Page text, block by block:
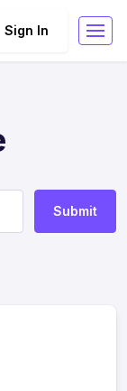
Sign In
Submit